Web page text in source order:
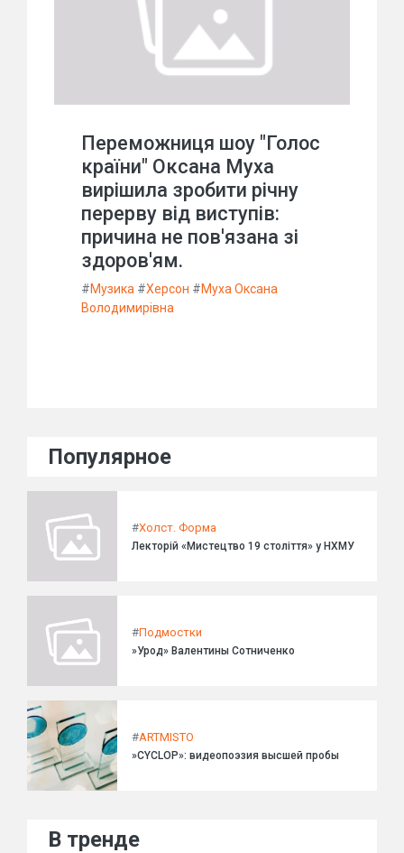
Переможниця шоу "Голос
країни" Оксана Муха
вирішила зробити річну
перерву від виступів:
причина не пов'язана зі
здоров'ям.
#Музика #Херсон #Муха Оксана
Володимирівна
Популярное
#Холст. Форма
Лекторій «Мистецтво 19 століття» у НХМУ
#Подмостки
»Урод» Валентины Сотниченко
#ARTMISTO
»CYCLOP»: видеопоэзия высшей пробы
В тренде